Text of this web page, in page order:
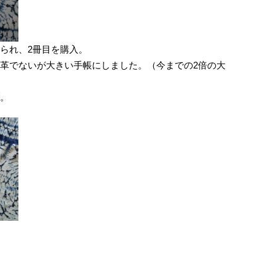
れ、2冊目を購入。
でないが大きい手帳にしました。（今までの2倍の大